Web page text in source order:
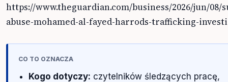
https://www.theguardian.com/business/2026/jun/08/
abuse-mohamed-al-fayed-harrods-trafficking-
CO TO OZNACZA
Kogo dotyczy: czytelników śledzących pracę,